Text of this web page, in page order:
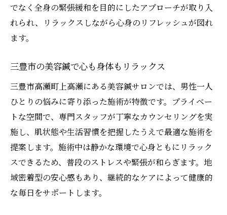
でなく全身の緊張緩和を目的にしたアプローチが取り入
れられ、リラックスしながら心身のリフレッシュが図れ
ます。
三豊市の美容鍼で心も身体もリラックス
三豊市高瀬町上高瀬にある美容鍼サロンでは、男性一人
ひとりの悩みに寄り添った施術が特徴です。プライベー
トな空間で、専門スタッフが丁寧なカウンセリングを実
施し、肌状態や生活習慣を把握したうえで最適な施術を
提案します。施術中は静かな環境で心身ともにリラック
スできるため、普段のストレスや緊張が和らぎます。地
域密着型の安心感もあり、継続的なケアによって健康的
な毎日をサポートします。